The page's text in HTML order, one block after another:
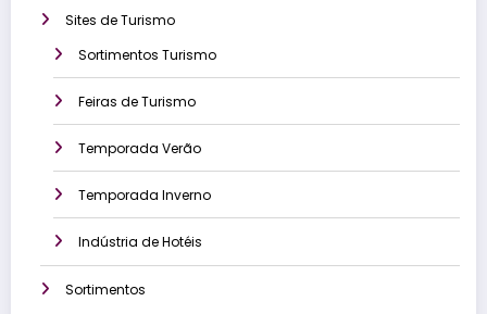
Sites de Turismo
Sortimentos Turismo
Feiras de Turismo
Temporada Verão
Temporada Inverno
Indústria de Hotéis
Sortimentos